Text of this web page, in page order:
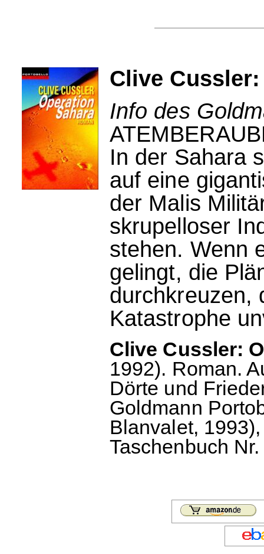
Clive
Info des
In der Sahara
auf eine
der Malis
skrupelloser
stehen. Wenn
gelingt, die
durchkreuzen,
Katastrophe
Clive Cussler:
1992). Roman.
Dörte und
Goldmann
Blanvalet,
Taschenbuch